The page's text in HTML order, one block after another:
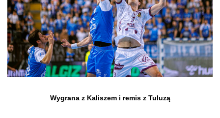
Wygrana z Kaliszem i remis z Tuluzą